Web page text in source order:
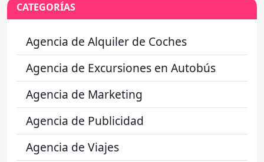
CATEGORÍAS
Agencia de Alquiler de Coches
Agencia de Excursiones en Autobús
Agencia de Marketing
Agencia de Publicidad
Agencia de Viajes